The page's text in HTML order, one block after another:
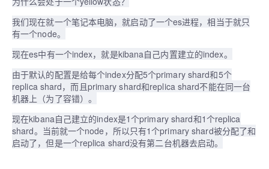
我们现在就一个笔记本电脑，就启动了一个es进程，相当于就只
有一个node。
现在es中有一个index，就是kibana自己内置建立的index。
由于默认的配置是给每个index分配5个primary shard和5个
replica shard，而且primary shard和replica shard不能在同一台
机器上（为了容错）。
现在kibana自己建立的index是1个primary shard和1个replica
shard。当前就一个node，所以只有1个primary shard被分配了和
启动了，但是一个replica shard没有第二台机器去启动。